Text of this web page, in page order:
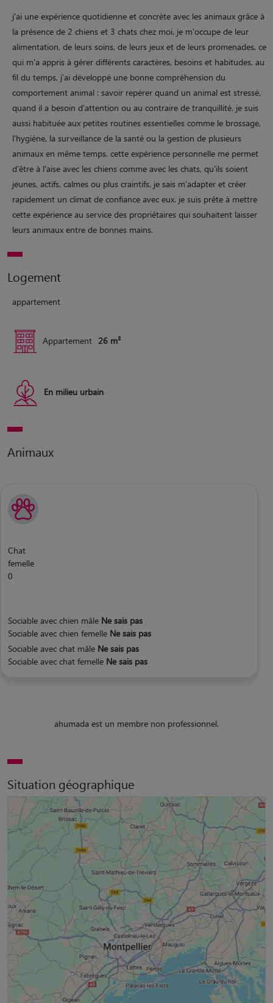
j'ai une expérience quotidienne et concrète avec les animaux grâce à
la présence de 2 chiens et 3 chats chez moi. je m'occupe de leur
alimentation, de leurs soins, de leurs jeux et de leurs promenades, ce
qui m'a appris à gérer différents caractères, besoins et habitudes. au
fil du temps, j'ai développé une bonne compréhension du
comportement animal : savoir repérer quand un animal est stressé,
quand il a besoin d'attention ou au contraire de tranquillité. je suis
aussi habituée aux petites routines essentielles comme le brossage,
l'hygiène, la surveillance de la santé ou la gestion de plusieurs
animaux en même temps. cette expérience personnelle me permet
d'être à l'aise avec les chiens comme avec les chats, qu'ils soient
jeunes, actifs, calmes ou plus craintifs. je sais m'adapter et créer
rapidement un climat de confiance avec eux. je suis prête à mettre
cette expérience au service des propriétaires qui souhaitent laisser
leurs animaux entre de bonnes mains.
Logement
appartement
Appartement 26 m²
En milieu urbain
Animaux
Chat
femelle
0
Sociable avec chien mâle Ne sais pas
Sociable avec chien femelle Ne sais pas
Sociable avec chat mâle Ne sais pas
Sociable avec chat femelle Ne sais pas
ahumada est un membre non professionnel.
Situation géographique